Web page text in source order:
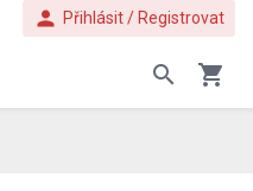
person Přihlásit / Registrovat
search shopping_cart